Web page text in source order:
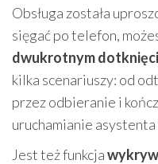
Obsługa została
sięgać po telefon,
dwukrotnym
kilka scenariuszy: od
przez odbieranie i
uruchamianie asystenta
Jest też funkcja